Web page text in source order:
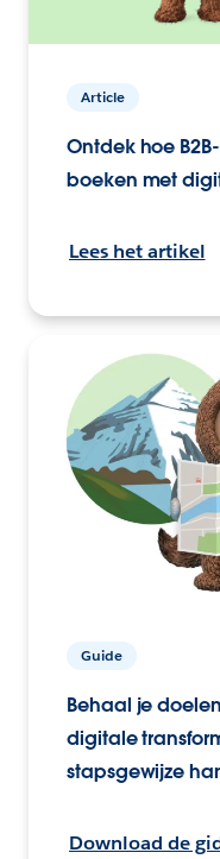
Article
Ontdek hoe
boeken met
Lees het artikel
Guide
Behaal je
digitale
stapsgewijze
Download de